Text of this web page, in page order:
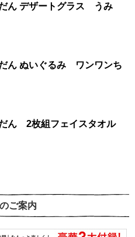
ノラネコぐんだん デザートグラス うみ
ん ぬいぐるみ ワンワンち
だん 2枚組フェイスタオル
ご案内